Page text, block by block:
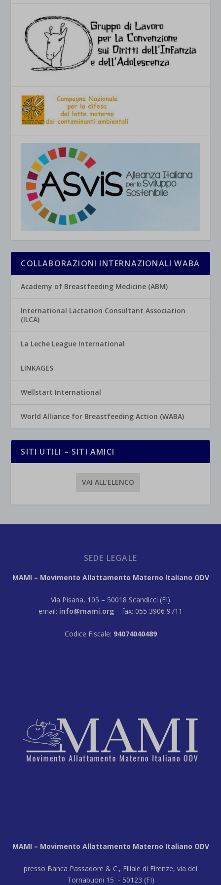
COLLABORAZIONI INTERNAZIONALI WABA
Academy of Breastfeeding Medicine (ABM)
International Lactation Consultant Association
(ILCA)
La Leche League International
LINKAGES
Wellstart International
World Alliance for Breastfeeding Action (WABA)
SITI UTILI – SITI AMICI
VAI ALL’ELENCO
SEDE LEGALE
MAMI – Movimento Allattamento Materno Italiano ODV
Via Pisana, 105 – 50018 Scandicci (FI)
email: info@mami.org – fax: 055 3906 9711
Codice Fiscale: 94074040489
MAMI – Movimento Allattamento Materno Italiano ODV
presso Banca Passadore & C., Filiale di Firenze, via dei
Tornabuoni 15 - 50123 (FI)